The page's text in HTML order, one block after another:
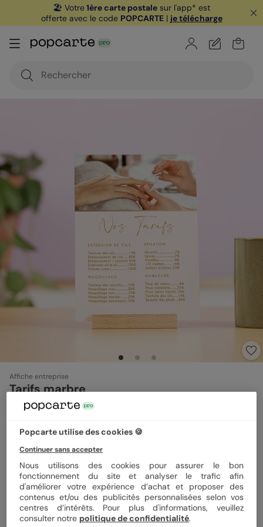
🏖️ Votre1ère carte postale sur l'app* est
offerte avec le code POPCARTE| je télécharge
Affiche entreprise
Tarifs marbre
Format
Papier Papier Satiné
Quantité 1 carte
Popcarte utilise des cookies 🍪
Continuer sans accepter
Nous utilisons des cookies pour assurer le bon
fonctionnement du site et analyser le trafic afin
d'améliorer votre expérience d’achat et proposer des
contenus et/ou des publicités personnalisées selon vos
centres d’intérêts. Pour plus d'informations, veuillez
consulter notre politique de confidentialité.